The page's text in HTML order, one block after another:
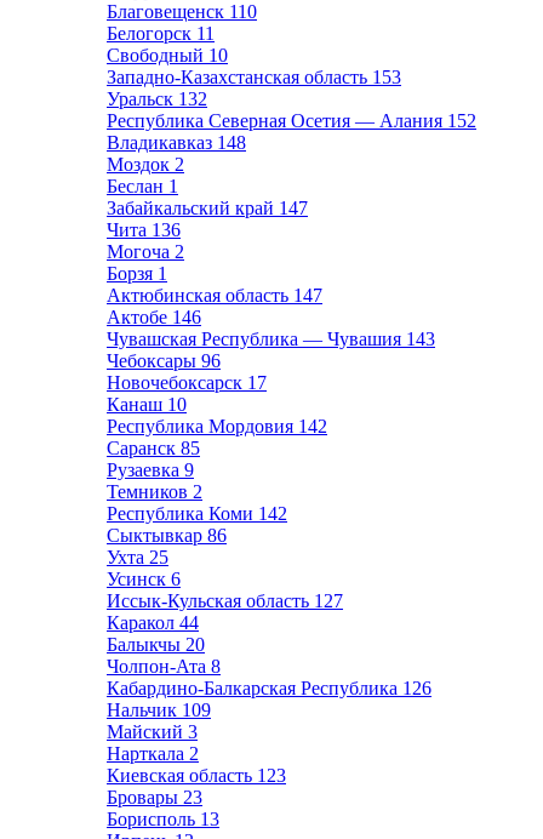
Благовещенск 110
Белогорск 11
Свободный 10
Западно-Казахстанская область 153
Уральск 132
Республика Северная Осетия — Алания 152
Владикавказ 148
Моздок 2
Беслан 1
Забайкальский край 147
Чита 136
Могоча 2
Борзя 1
Актюбинская область 147
Актобе 146
Чувашская Республика — Чувашия 143
Чебоксары 96
Новочебоксарск 17
Канаш 10
Республика Мордовия 142
Саранск 85
Рузаевка 9
Темников 2
Республика Коми 142
Сыктывкар 86
Ухта 25
Усинск 6
Иссык-Кульская область 127
Каракол 44
Балыкчы 20
Чолпон-Ата 8
Кабардино-Балкарская Республика 126
Нальчик 109
Майский 3
Нарткала 2
Киевская область 123
Бровары 23
Борисполь 13